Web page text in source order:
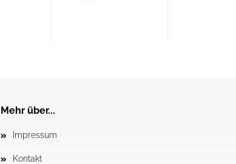
Mehr über...
Impressum
Kontakt